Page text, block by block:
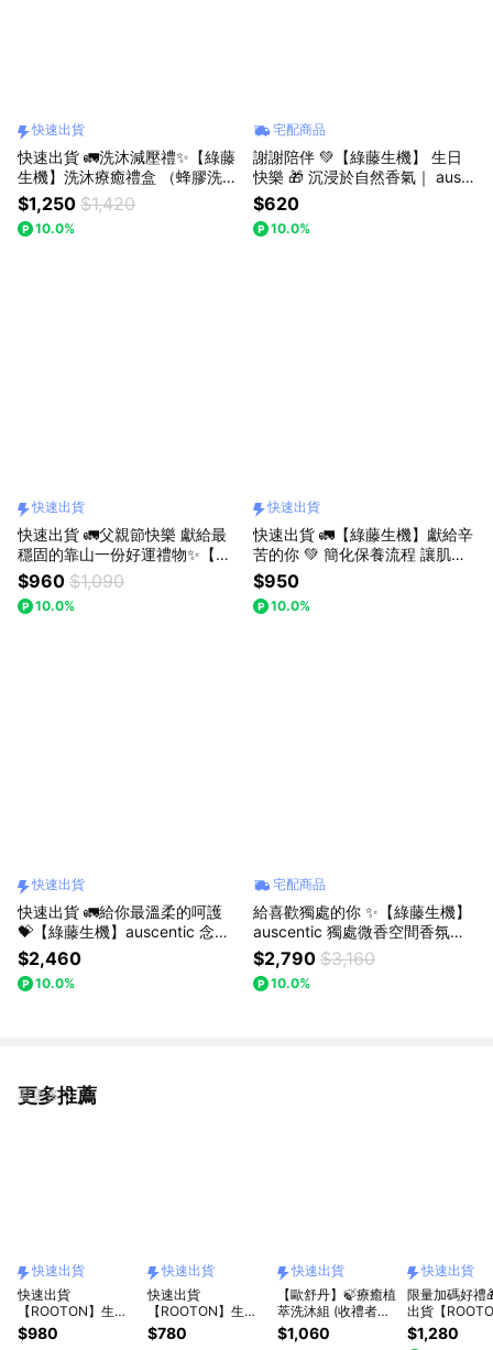
快速出貨
快速出貨 🚛洗沐減壓禮✨【綠藤
生機】洗沐療癒禮盒 （蜂膠洗髮
精+ 微香沐浴蜜 ）｜溫和成分，
降低對肌膚的傷害 父親節禮物、
生日禮物
$1,250 $1,420
10.0%
宅配商品
謝謝陪伴 💚【綠藤生機】 生日
快樂 🎁 沉浸於自然香氣｜ ausc
entic 洗手慕斯（植海）
$620
10.0%
快速出貨
快速出貨 🚛父親節快樂 獻給最
穩固的靠山一份好運禮物✨【綠
藤生機】髮膚清潔禮盒 （蜂膠洗
髮精+活萃洗面乳）限量新禮盒
🎁
$960 $1,090
10.0%
快速出貨
快速出貨 🚛【綠藤生機】獻給辛
苦的你 💚 簡化保養流程 讓肌膚
煥發新生｜保濕三步驟禮盒『LI
NE 禮物獨家』 全膚質適用
$950
10.0%
快速出貨
快速出貨 🚛給你最溫柔的呵護
💝【綠藤生機】auscentic 念想
微香沐浴保養組 （沐浴蜜 + 身
體油）｜將香氣轉化為對彼此的
念想和祝福
$2,460
10.0%
宅配商品
給喜歡獨處的你 ✨【綠藤生機】
auscentic 獨處微香空間香氛組
｜找對地方，發自己的光
$2,790 $3,160
10.0%
更多推薦
看更多
快速出貨
快速出貨
【ROOTON】生日
快樂！甦活植萃髮根
噴霧150ml+甦活植
$980
快速出貨
快速出貨
【ROOTON】生日
快樂！甦活植萃洗髮
精200ml+喚活海藻
$780
快速出貨
【歐舒丹】🍃療癒植
萃洗沐組 (收禮者任
選系列)🍃(洗髮乳
+洗髮按摩梳+禮盒)
$1,060
快速出貨
限量加碼好禮
出貨【
生日快樂！植
噴霧150ml+
$1,280